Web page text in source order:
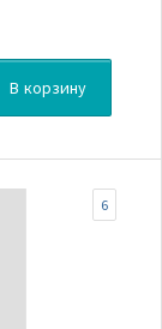
В корзину
6